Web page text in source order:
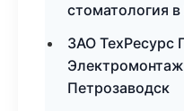
стоматология
ЗАО ТехРесурс
Петрозаводск